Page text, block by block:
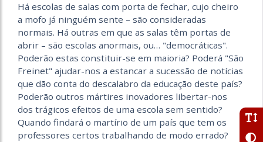
Há escolas de salas com porta de fechar, cujo cheiro
a mofo já ninguém sente – são consideradas
normais. Há outras em que as salas têm portas de
abrir – são escolas anormais, ou… "democráticas".
Poderão estas constituir-se em maioria? Poderá "São
Freinet" ajudar-nos a estancar a sucessão de notícias
que dão conta do descalabro da educação deste país?
Poderão outros mártires inovadores libertar-nos
dos trágicos efeitos de uma escola sem sentido?
Quando findará o martírio de um país que tem os
professores certos trabalhando de modo errado?